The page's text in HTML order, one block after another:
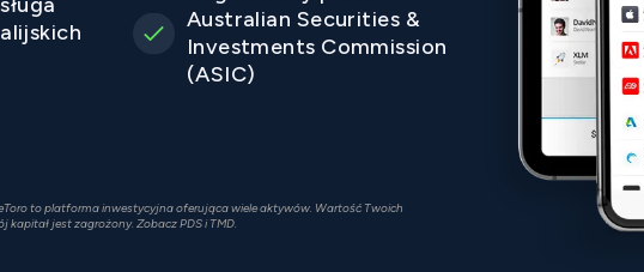
Australian Securities &
Investments Commission
(ASIC)
eToro to platforma inwestycyjna oferująca wiele aktywów. Wartość Twoich
jest zagrożony. Zobacz PDS i TMD.